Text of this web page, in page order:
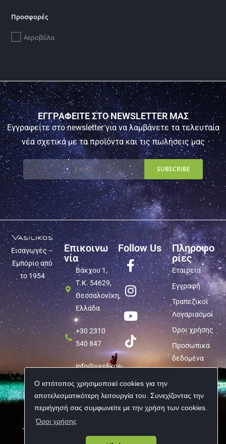
Ο ιστότοπος χρησιμοποιεί cookies για την
αποτελεσματικότερη λειτουργία του. Συνεχίζοντας την
περιήγησή σας συμφωνείτε με την χρήση των cookies.
Όροι χρήσης
Προσφορές
Αεροβόλα
ΕΓΓΡΑΦΕΙΤΕ ΣΤΟ NEWSLETTER ΜΑΣ
Εγγραφείτε στο newsletter για να λαμβάνετε τα τελευταία
νέα σχετικά με τα προϊόντα και τις πωλήσεις μας
Εισαγωγές –
Εμπόριο από
το 1954
Επικοινω
νία
Βάκχου 1,
Τ.Κ. 54629,
Θεσσαλονίκη,
Ελλάδα
+30 2310
540 847
info@vasilikos-
Follow Us
Πληροφο
ρίες
Εταιρεία
Εγγραφή
Τραπεζικοί
Λογαριασμοί
Όροι χρήσης
Προσωπικά
δεδομένα